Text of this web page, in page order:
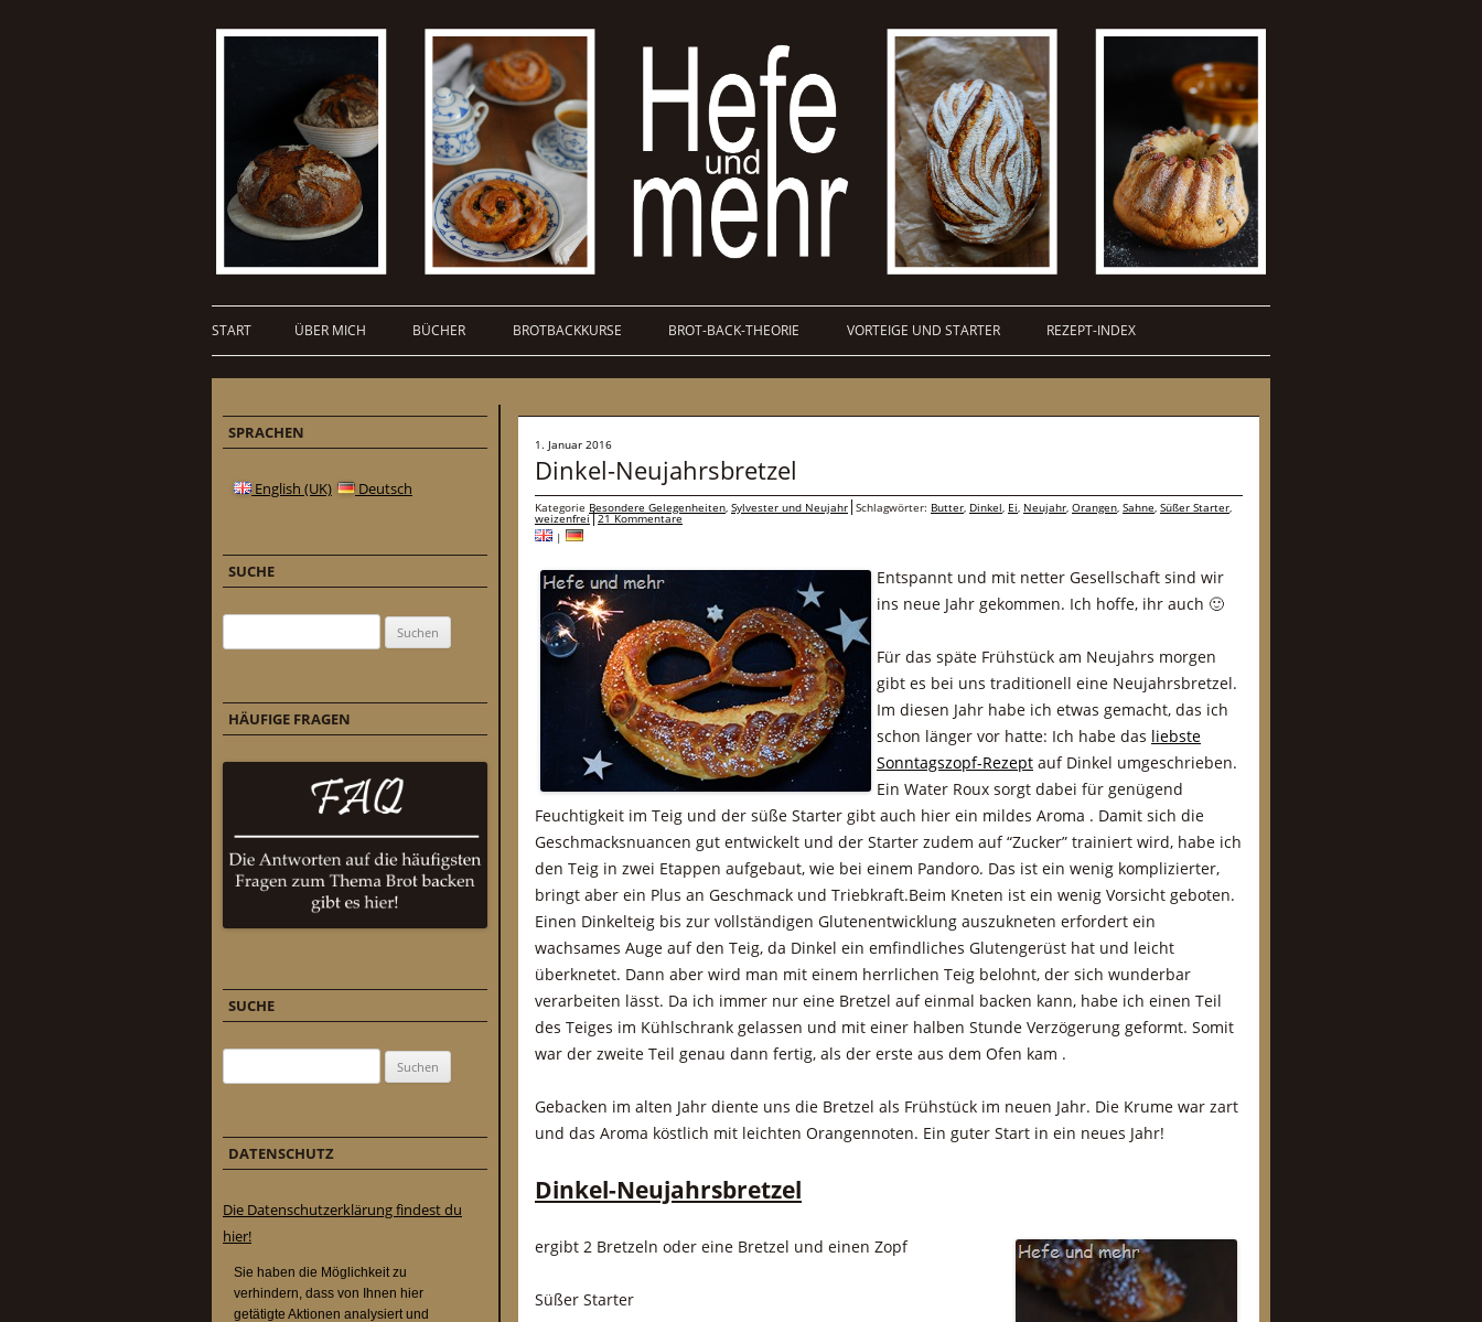
START ÜBER MICH BÜCHER BROTBACKKURSE BROT-BACK-THEORIE VORTEIGE UND STARTER REZEPT-INDEX
1. Januar 2016
Dinkel-Neujahrsbretzel
Kategorie Besondere Gelegenheiten, Sylvester und Neujahr Schlagwörter: Butter, Dinkel, Ei, Neujahr, Orangen, Sahne, Süßer Starter,
weizenfrei 21 Kommentare
|
Entspannt und mit netter Gesellschaft sind wir
ins neue Jahr gekommen. Ich hoffe, ihr auch 🙂
Für das späte Frühstück am Neujahrs morgen
gibt es bei uns traditionell eine Neujahrsbretzel.
Im diesen Jahr habe ich etwas gemacht, das ich
schon länger vor hatte: Ich habe das liebste
Sonntagszopf-Rezept auf Dinkel umgeschrieben.
Ein Water Roux sorgt dabei für genügend
Feuchtigkeit im Teig und der süße Starter gibt auch hier ein mildes Aroma . Damit sich die
Geschmacksnuancen gut entwickelt und der Starter zudem auf “Zucker” trainiert wird, habe ich
den Teig in zwei Etappen aufgebaut, wie bei einem Pandoro. Das ist ein wenig komplizierter,
bringt aber ein Plus an Geschmack und Triebkraft.Beim Kneten ist ein wenig Vorsicht geboten.
Einen Dinkelteig bis zur vollständigen Glutenentwicklung auszukneten erfordert ein
wachsames Auge auf den Teig, da Dinkel ein emfindliches Glutengerüst hat und leicht
überknetet. Dann aber wird man mit einem herrlichen Teig belohnt, der sich wunderbar
verarbeiten lässt. Da ich immer nur eine Bretzel auf einmal backen kann, habe ich einen Teil
des Teiges im Kühlschrank gelassen und mit einer halben Stunde Verzögerung geformt. Somit
war der zweite Teil genau dann fertig, als der erste aus dem Ofen kam .
Gebacken im alten Jahr diente uns die Bretzel als Frühstück im neuen Jahr. Die Krume war zart
und das Aroma köstlich mit leichten Orangennoten. Ein guter Start in ein neues Jahr!
Dinkel-Neujahrsbretzel
ergibt 2 Bretzeln oder eine Bretzel und einen Zopf
Süßer Starter
SPRACHEN
English (UK) Deutsch
SUCHE
HÄUFIGE FRAGEN
SUCHE
DATENSCHUTZ
Die Datenschutzerklärung findest du
hier!